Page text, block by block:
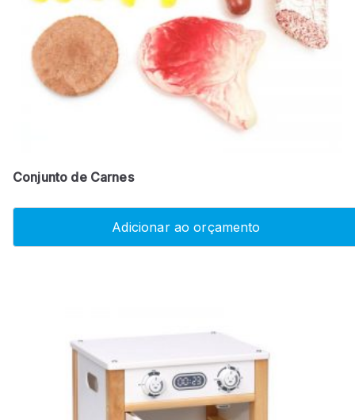
Conjunto de Carnes
Adicionar ao orçamento